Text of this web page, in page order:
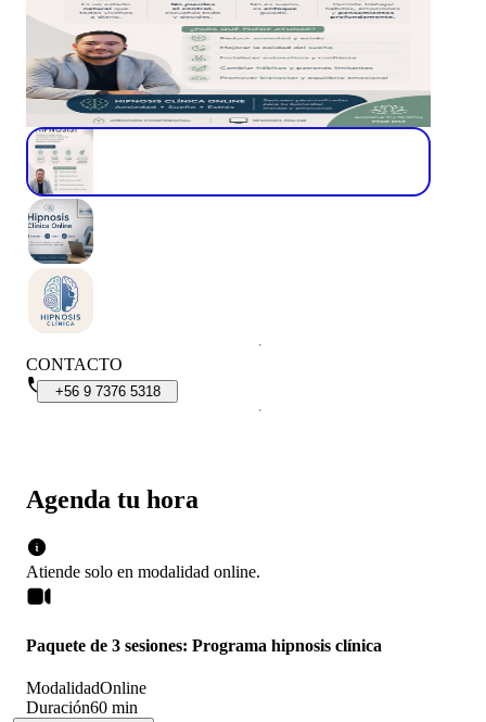
Agenda tu hora
Atiende solo en modalidad online.
Paquete de 3 sesiones: Programa hipnosis clínica
ModalidadOnline
Duración60 min
CONTACTO
+56 9 7376 5318